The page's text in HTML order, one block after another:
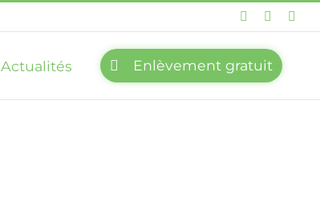
FacebookLinkedIn
Actualités Enlèvement gratuit